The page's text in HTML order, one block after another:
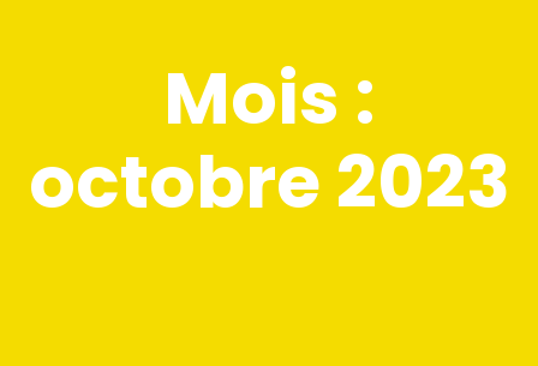
Mois :
octobre 2023